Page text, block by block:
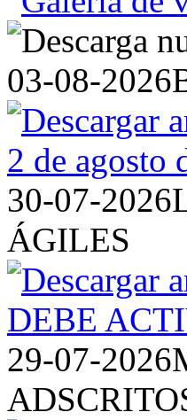
03-08-2026
30-07-2026
ÁGILES
29-07-2026